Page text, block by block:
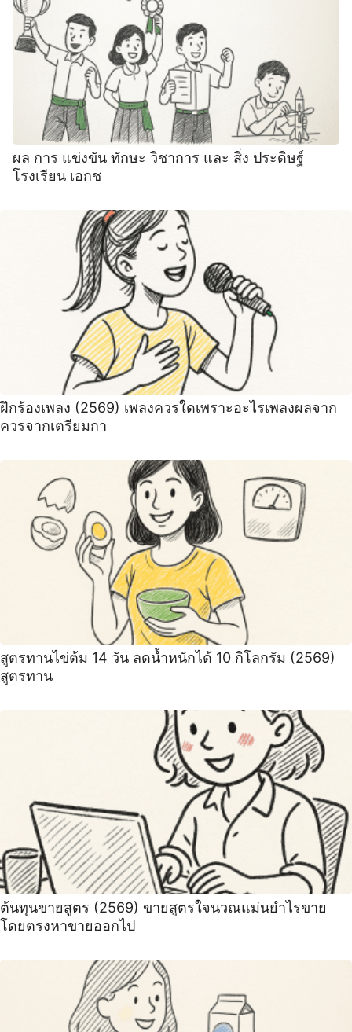
ผล การ แข่งขัน ทักษะ วิชาการ และ สิ่ง ประดิษฐ์
โรงเรียน เอกช
ฝึกร้องเพลง (2569) เพลงควรใดเพราะอะไรเพลงผลจาก
ควรจากเตรียมกา
สูตรทานไข่ต้ม 14 วัน ลดน้ำหนักได้ 10 กิโลกรัม (2569)
สูตรทาน
ต้นทุนขายสูตร (2569) ขายสูตรใจนวณแม่นยำไรขาย
โดยตรงหาขายออกไป